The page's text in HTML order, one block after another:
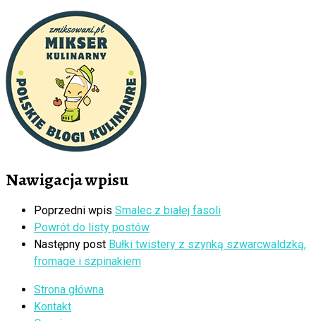
Nawigacja wpisu
Poprzedni wpis Smalec z białej fasoli
Powrót do listy postów
Następny post Bułki twistery z szynką szwarcwaldzką,
fromage i szpinakiem
Strona główna
Kontakt